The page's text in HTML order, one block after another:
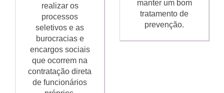
realizar os
processos
seletivos e as
burocracias e
encargos sociais
que ocorrem na
contratação direta
de funcionários
manter um bom
tratamento de
prevenção.